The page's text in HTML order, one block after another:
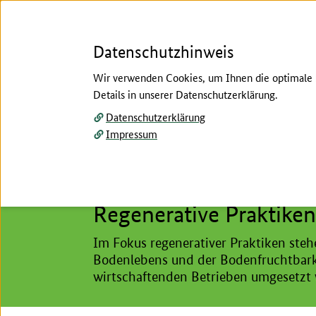
Menü
Regenerative Praktiken
Im Fokus regenerativer Praktiken
Bodenlebens und der
wirtschaftenden Betrieben umgesetzt
Datenschutzhinweis
Wir verwenden Cookies, um Ihnen die
Details in unserer Datenschutzerklärung.
Datenschutzerklärung
Impressum